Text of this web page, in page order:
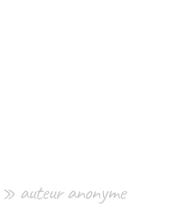
» auteur anonyme